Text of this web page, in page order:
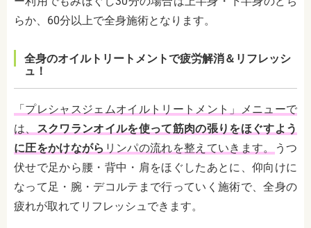
らか、60分以上で全身施術となります。
全身のオイルトリートメントで疲労解消＆リフレッシ
ュ！
「プレシャスジェムオイルトリートメント」メニューで
は、
スクワランオイルを使って筋肉の張りをほぐすよう
に圧をかけながら リンパの流れを整えていきます。
うつ
伏せで足から腰・背中・肩をほぐしたあとに、仰向けに
なって足・腕・デコルテまで行っていく施術で、全身の
疲れが取れてリフレッシュできます。